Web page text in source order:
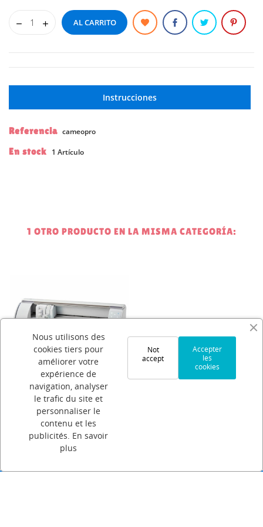
AL CARRITO
Instrucciones
Referencia cameopro
En stock 1 Artículo
1 OTRO PRODUCTO EN LA MISMA CATEGORÍA:
Silhouette Cameo 5
270,00 €
Crear lista de deseos
Cancelar Iniciar sesión
Nous utilisons des
cookies tiers pour
améliorer votre
expérience de
navigation, analyser
le trafic du site et
personnaliser le
contenu et les
publicités. En savoir
plus
Accepter
les
cookies
Not
accept